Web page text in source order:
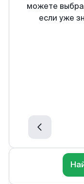
можете
если уже